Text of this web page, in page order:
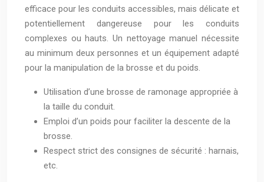
efficace pour les conduits accessibles, mais délicate et
potentiellement dangereuse pour les conduits
complexes ou hauts. Un nettoyage manuel nécessite
au minimum deux personnes et un équipement adapté
pour la manipulation de la brosse et du poids.
Utilisation d’une brosse de ramonage appropriée à
la taille du conduit.
Emploi d’un poids pour faciliter la descente de la
brosse.
Respect strict des consignes de sécurité : harnais,
etc.